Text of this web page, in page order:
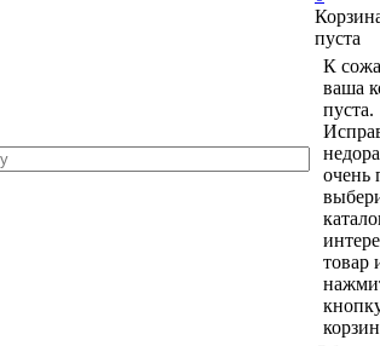
пуста
К
ваша
пуста.
очень
товар